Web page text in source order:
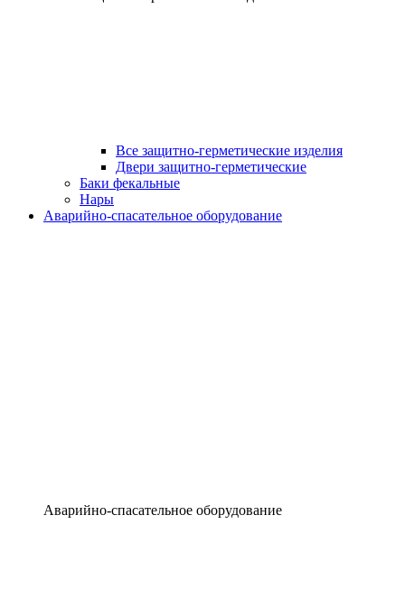
Все защитно-герметические изделия
Двери защитно-герметические
Баки фекальные
Нары
Аварийно-спасательное оборудование
Аварийно-спасательное оборудование